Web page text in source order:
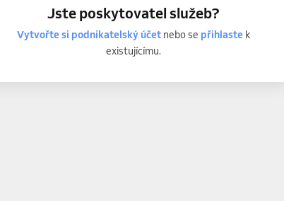
Jste poskytovatel služeb?
Vytvořte si podnikatelský účetnebo se přihlastek
existujícímu.